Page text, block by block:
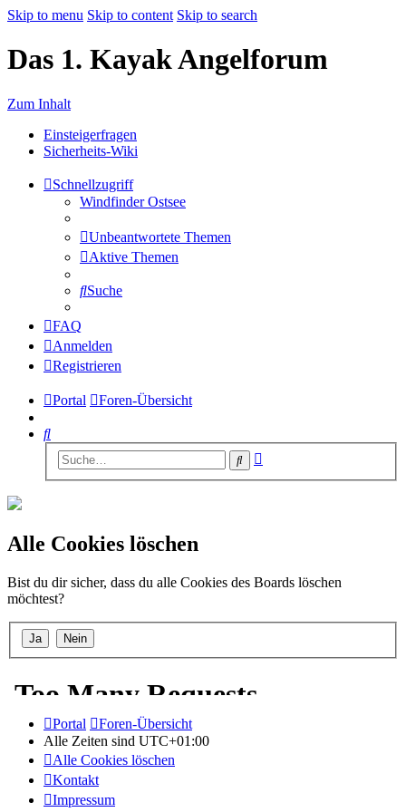
Skip to menu Skip to content Skip to search
Das 1. Kayak Angelforum
Zum Inhalt
Einsteigerfragen
Sicherheits-Wiki
Schnellzugriff
Windfinder Ostsee
Unbeantwortete Themen
Aktive Themen
Suche
FAQ
Anmelden
Registrieren
Portal Foren-Übersicht
Suche
Suche
Alle Cookies löschen
Bist du dir sicher, dass du alle Cookies des Boards löschen
möchtest?
Portal
Foren-Übersicht
Alle Zeiten sind UTC+01:00
Alle Cookies löschen
Kontakt
Impressum